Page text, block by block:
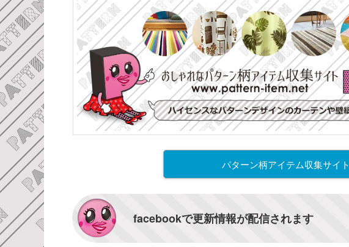
パターン柄アイテム収集サイト
facebookで更新情報が配信されます